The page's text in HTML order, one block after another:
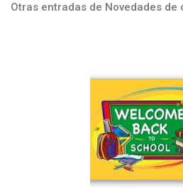
Otras entradas de Novedades de